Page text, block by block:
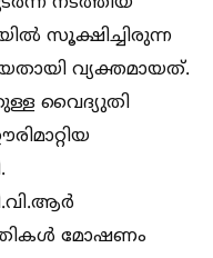
സൂക്ഷിച്ചിരുന്ന
വ്യക്തമായത്.
വൈദ്യുതി
മോഷണം